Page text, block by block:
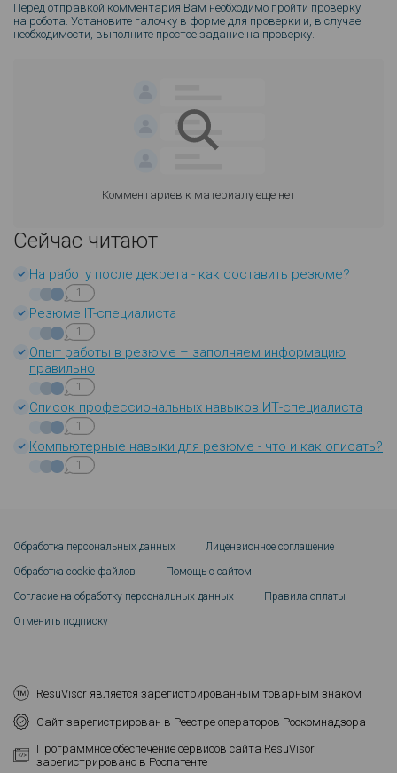
Перед отправкой комментария Вам необходимо пройти проверку
на робота. Установите галочку в форме для проверки и, в случае
необходимости, выполните простое задание на проверку.
Комментариев к материалу еще нет
Сейчас читают
На работу после декрета - как составить резюме?
1
Резюме IT-специалиста
1
Опыт работы в резюме – заполняем информацию
правильно
1
Список профессиональных навыков ИТ-специалиста
1
Компьютерные навыки для резюме - что и как описать?
1
Обработка персональных данных
Лицензионное соглашение
Обработка cookie файлов
Помощь с сайтом
Согласие на обработку персональных данных
Правила оплаты
Отменить подписку
ResuVisor является зарегистрированным товарным знаком
Сайт зарегистрирован в Реестре операторов Роскомнадзора
Программное обеспечение сервисов сайта ResuVisor
зарегистрировано в Роспатенте